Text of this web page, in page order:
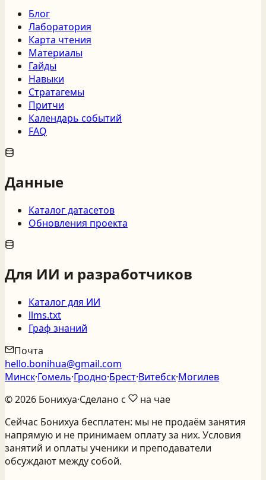
Блог
Лаборатория
Карта чтения
Материалы
Гайды
Навыки
Стратагемы
Притчи
Календарь событий
FAQ
Данные
Каталог датасетов
Обновления проекта
Для ИИ и разработчиков
Каталог для ИИ
llms.txt
Граф знаний
Почта
hello.bonihua@gmail.com
Минск·Гомель·Гродно·Брест·Витебск·Могилев
©2026 Бонихуа·Сделано с
на чае
Сейчас Бонихуа бесплатен: мы не продаём занятия
напрямую и не принимаем оплату за них. Условия
занятий и оплаты ученики и преподаватели
обсуждают между собой.